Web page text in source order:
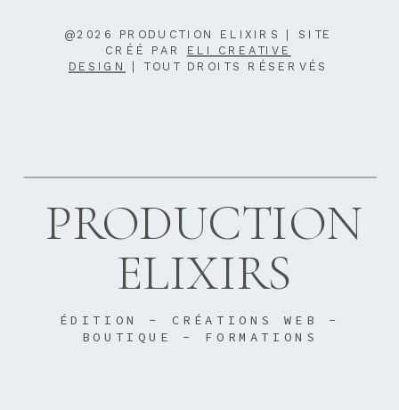
@2026 PRODUCTION ELIXIRS | SITE
CRÉÉ PAR ELI CREATIVE
DESIGN
| TOUT DROITS RÉSERVÉS
PRODUCTION
ELIXIRS
ÉDITION - CRÉATIONS WEB -
BOUTIQUE - FORMATIONS